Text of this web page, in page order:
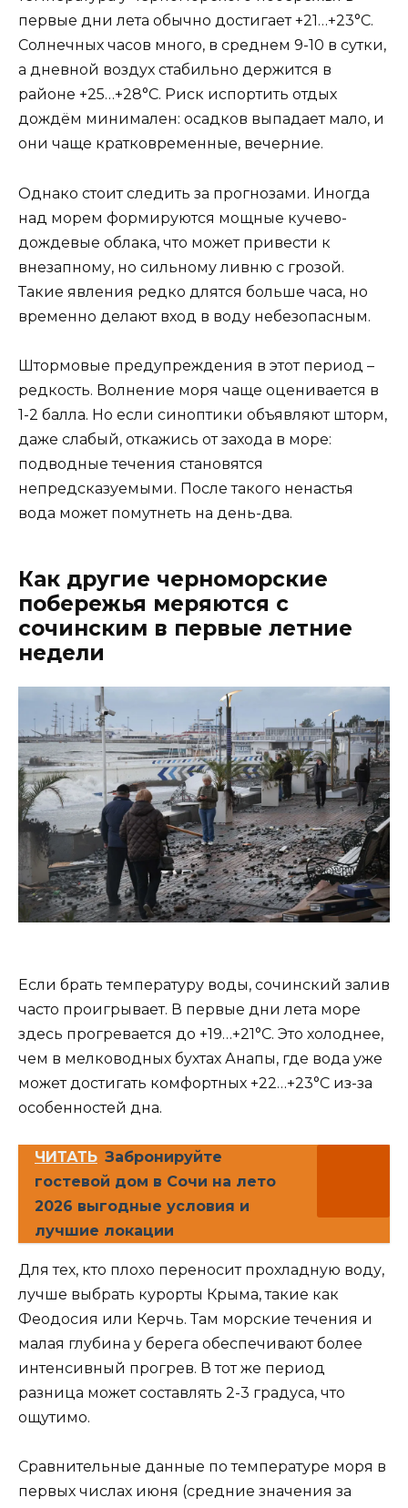
первые дни лета обычно достигает +21…+23°C.
Солнечных часов много, в среднем 9-10 в сутки,
а дневной воздух стабильно держится в
районе +25…+28°C. Риск испортить отдых
дождём минимален: осадков выпадает мало, и
они чаще кратковременные, вечерние.
Однако стоит следить за прогнозами. Иногда
над морем формируются мощные кучево-
дождевые облака, что может привести к
внезапному, но сильному ливню с грозой.
Такие явления редко длятся больше часа, но
временно делают вход в воду небезопасным.
Штормовые предупреждения в этот период –
редкость. Волнение моря чаще оценивается в
1-2 балла. Но если синоптики объявляют шторм,
даже слабый, откажись от захода в море:
подводные течения становятся
непредсказуемыми. После такого ненастья
вода может помутнеть на день-два.
Как другие черноморские
побережья меряются с
сочинским в первые летние
недели
Если брать температуру воды, сочинский залив
часто проигрывает. В первые дни лета море
здесь прогревается до +19…+21°C. Это холоднее,
чем в мелководных бухтах Анапы, где вода уже
может достигать комфортных +22…+23°C из-за
особенностей дна.
ЧИТАТЬ Забронируйте
гостевой дом в Сочи на лето
2026 выгодные условия и
лучшие локации
Для тех, кто плохо переносит прохладную воду,
лучше выбрать курорты Крыма, такие как
Феодосия или Керчь. Там морские течения и
малая глубина у берега обеспечивают более
интенсивный прогрев. В тот же период
разница может составлять 2-3 градуса, что
ощутимо.
Сравнительные данные по температуре моря в
первых числах июня (средние значения за